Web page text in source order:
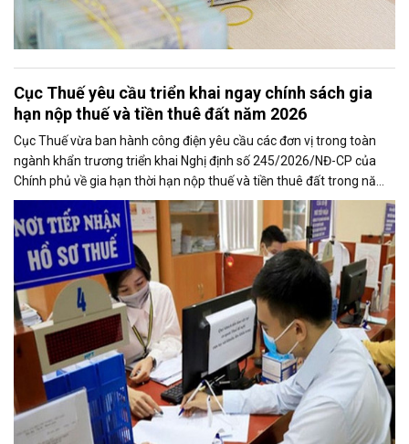
Cục Thuế yêu cầu triển khai ngay chính sách gia
hạn nộp thuế và tiền thuê đất năm 2026
Cục Thuế vừa ban hành công điện yêu cầu các đơn vị trong toàn
ngành khẩn trương triển khai Nghị định số 245/2026/NĐ-CP của
Chính phủ về gia hạn thời hạn nộp thuế và tiền thuê đất trong năm
2026, nhằm bảo đảm chính sách nhanh chóng đi vào thực tiễn và
hỗ trợ kịp thời cho người nộp thuế.